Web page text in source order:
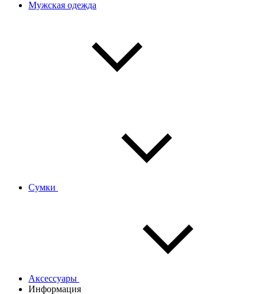
Мужская одежда
Сумки
Аксессуары
Информация